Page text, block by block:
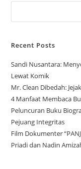
Recent Posts
Sandi Nusantara:
Lewat Komik
Mr. Clean Dibedah:
4 Manfaat Membaca
Peluncuran Buku
Pejuang Integritas
Film Dokumenter
Priadi dan Nadin